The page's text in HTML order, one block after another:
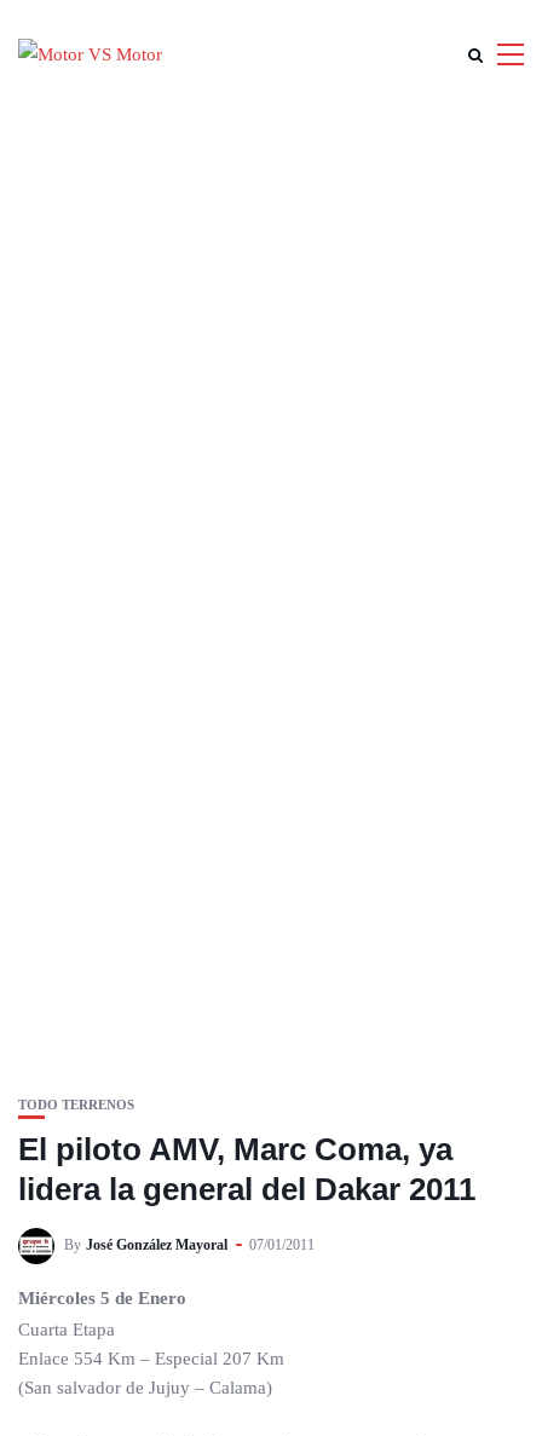
TODO TERRENOS
El piloto AMV, Marc Coma, ya
lidera la general del Dakar 2011
By José González Mayoral 07/01/2011
Miércoles 5 de Enero
Cuarta Etapa
Enlace 554 Km – Especial 207 Km
(San salvador de Jujuy – Calama)